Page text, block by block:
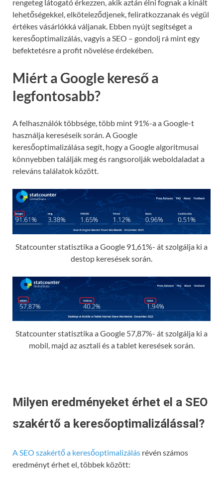
rengeteg látogató érkezzen, akik aztán élni fognak a kínált
lehetőségekkel, elköteleződjenek, feliratkozzanak és végül
értékes vásárlókká váljanak. Ebben nyújt segítséget a
keresőoptimalizálás, vagyis a SEO – gondolj rá mint egy
befektetésre a profit növelése érdekében.
Miért a Google kereső a
legfontosabb?
A felhasználók többsége, több mint 91%-a a Google-t
használja kereséseik során. A Google
keresőoptimalizálása segít, hogy a Google algoritmusai
könnyebben találják meg és rangsorolják weboldaladat a
releváns találatok között.
Statcounter statisztika a Google 91,61%- át szolgálja ki a
destop keresések során.
Statcounter statisztika a Google 57,87%- át szolgálja ki a
mobil, majd az asztali és a tablet keresések során.
Milyen eredményeket érhet el a SEO
szakértő a keresőoptimalizálással?
A SEO szakértő a keresőoptimalizálás révén számos
eredményt érhet el, többek között: